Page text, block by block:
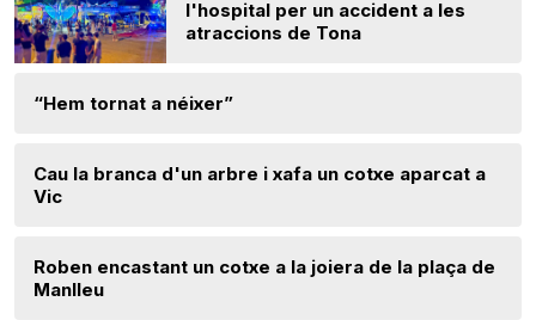
l'hospital per un accident a les
atraccions de Tona
“Hem tornat a néixer”
Cau la branca d'un arbre i xafa un cotxe aparcat a
Vic
Roben encastant un cotxe a la joiera de la plaça de
Manlleu